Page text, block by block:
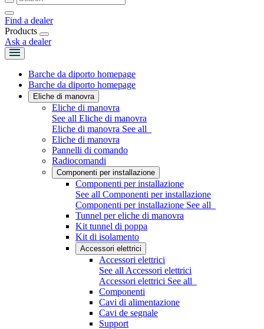
Find a dealer
Products
Ask a dealer
Barche da diporto homepage
Barche da diporto homepage
Eliche di manovra
Eliche di manovra
See all Eliche di manovra
Eliche di manovra See all
Eliche di manovra
Pannelli di comando
Radiocomandi
Componenti per installazione
Componenti per installazione
See all Componenti per installazione
Componenti per installazione See all
Tunnel per eliche di manovra
Kit tunnel di poppa
Kit di isolamento
Accessori elettrici
Accessori elettrici
See all Accessori elettrici
Accessori elettrici See all
Componenti
Cavi di alimentazione
Cavi de segnale
Support